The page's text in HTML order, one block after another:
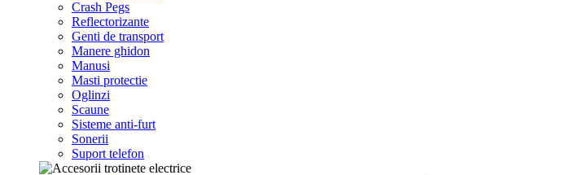
Crash Pegs
Reflectorizante
Genti de transport
Manere ghidon
Manusi
Masti protectie
Oglinzi
Scaune
Sisteme anti-furt
Sonerii
Suport telefon